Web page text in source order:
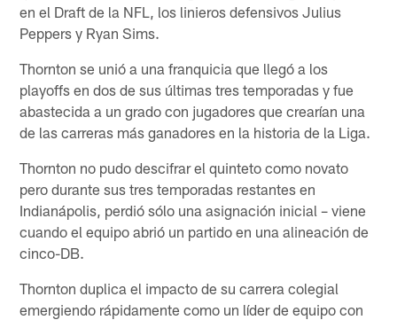
en el Draft de la NFL, los linieros defensivos Julius
Peppers y Ryan Sims.
Thornton se unió a una franquicia que llegó a los
playoffs en dos de sus últimas tres temporadas y fue
abastecida a un grado con jugadores que crearían una
de las carreras más ganadores en la historia de la Liga.
Thornton no pudo descifrar el quinteto como novato
pero durante sus tres temporadas restantes en
Indianápolis, perdió sólo una asignación inicial – viene
cuando el equipo abrió un partido en una alineación de
cinco-DB.
Thornton duplica el impacto de su carrera colegial
emergiendo rápidamente como un líder de equipo con